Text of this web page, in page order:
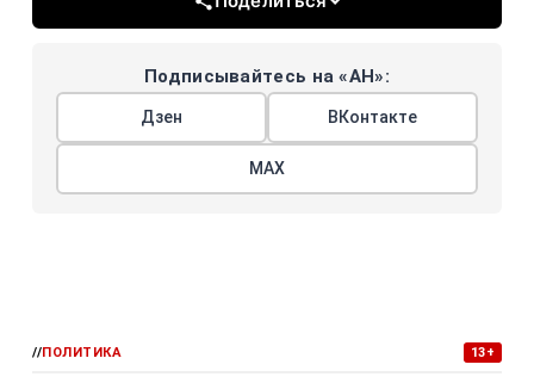
Подписывайтесь на «АН»:
Дзен ВКонтакте
МАХ
//ПОЛИТИКА 13+